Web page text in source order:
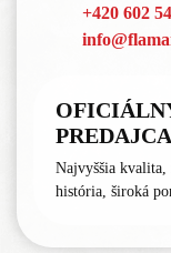
+420 602
Najvyššia kvalita,
história, široká